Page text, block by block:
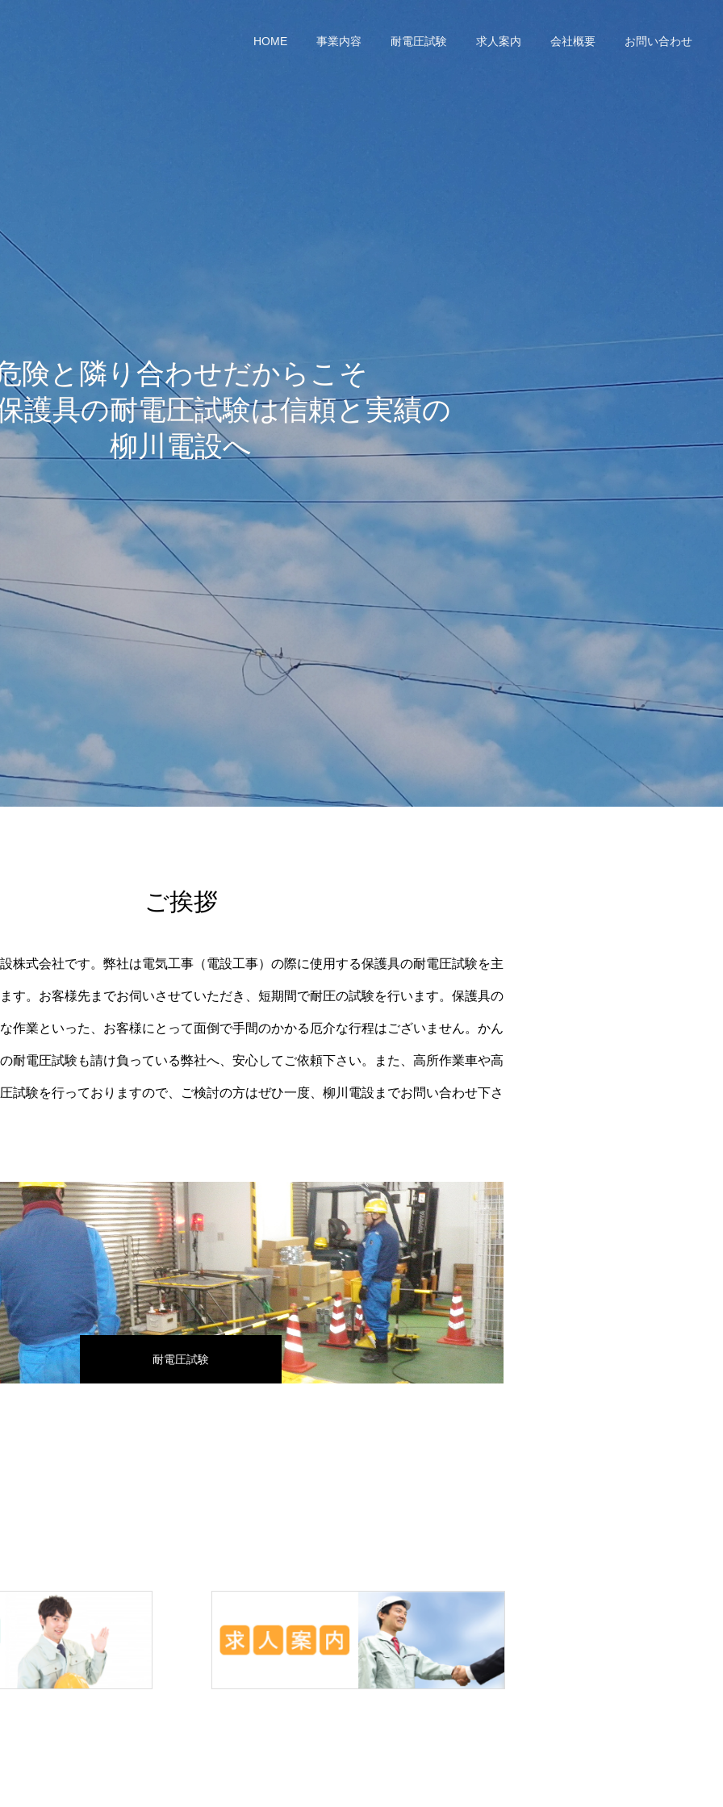
HOME 事業内容 耐電圧試験 求人案内 会社概要 お問い合わせ
険と隣り合わせだからこそ
護具の耐電圧試験は信頼と実績の
柳川電設へ
ご挨拶
株式会社です。弊社は電気工事（電設工事）の際に使用する保護具の耐電圧試験を主
す。お客様先までお伺いさせていただき、短期間で耐圧の試験を行います。保護具の
作業といった、お客様にとって面倒で手間のかかる厄介な行程はございません。かん
耐電圧試験も請け負っている弊社へ、安心してご依頼下さい。また、高所作業車や高
試験を行っておりますので、ご検討の方はぜひ一度、柳川電設までお問い合わせ下さ
耐電圧試験